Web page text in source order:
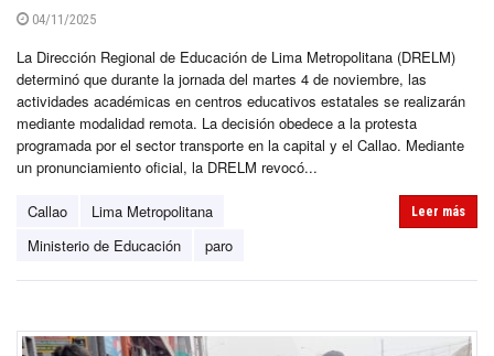
04/11/2025
La Dirección Regional de Educación de Lima Metropolitana (DRELM)
determinó que durante la jornada del martes 4 de noviembre, las
actividades académicas en centros educativos estatales se realizarán
mediante modalidad remota. La decisión obedece a la protesta
programada por el sector transporte en la capital y el Callao. Mediante
un pronunciamiento oficial, la DRELM revocó...
Callao
Lima Metropolitana
Ministerio de Educación
paro
Leer más